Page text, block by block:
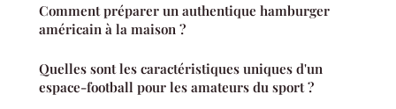
Comment préparer un authentique hamburger
américain à la maison ?
Quelles sont les caractéristiques uniques d'un
espace-football pour les amateurs du sport ?